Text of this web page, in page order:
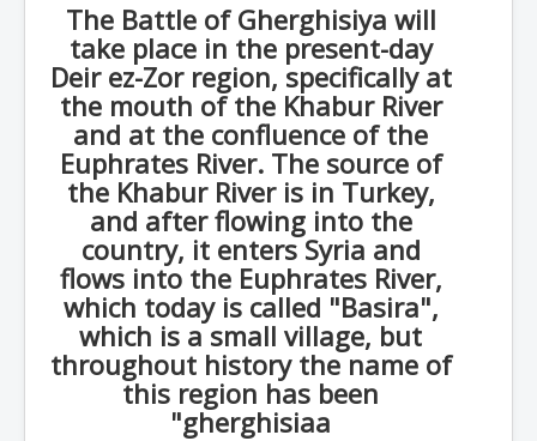
The Battle of Gherghisiya will
take place in the present-day
Deir ez-Zor region, specifically at
the mouth of the Khabur River
and at the confluence of the
Euphrates River. The source of
the Khabur River is in Turkey,
and after flowing into the
country, it enters Syria and
flows into the Euphrates River,
which today is called "Basira",
which is a small village, but
throughout history the name of
this region has been
"gherghisiaa